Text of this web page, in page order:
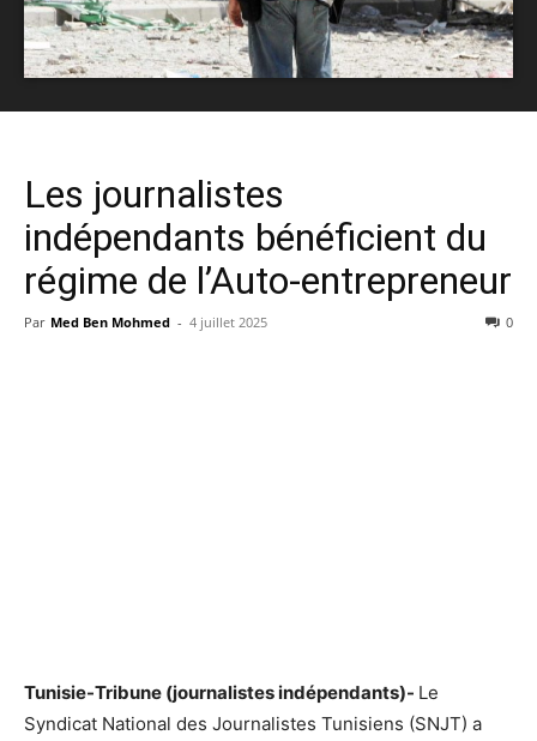
Les journalistes
indépendants bénéficient du
régime de l’Auto-entrepreneur
Par Med Ben Mohmed - 4 juillet 2025 0
Tunisie-Tribune (journalistes indépendants)- Le
Syndicat National des Journalistes Tunisiens (SNJT) a